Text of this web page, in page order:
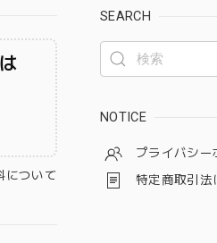
について
SEARCH
NOTICE
プライバシー
特定商取引法